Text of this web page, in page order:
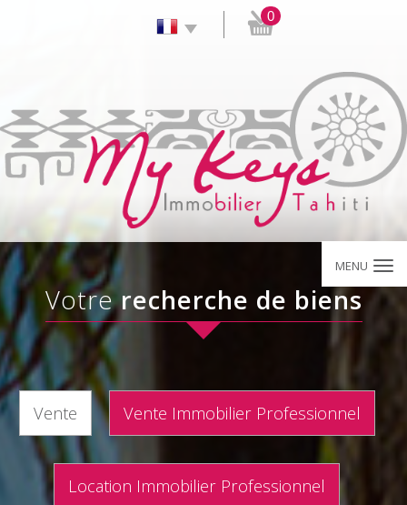
0
MENU
votrerecherche de biens
Vente Vente Immobilier Professionnel
Location Immobilier Professionnel